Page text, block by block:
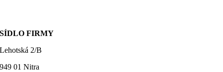
SÍDLO FIRMY
Lehotská 2/B
949 01 Nitra